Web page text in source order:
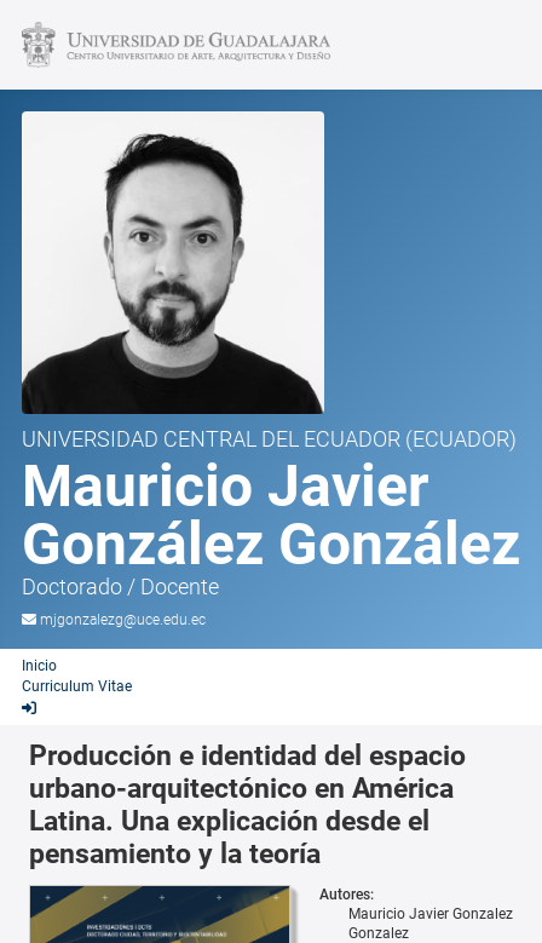
UNIVERSIDAD CENTRAL DEL ECUADOR (ECUADOR)
Mauricio Javier
González González
Doctorado / Docente
mjgonzalezg@uce.edu.ec
Inicio
Curriculum Vitae
Producción e identidad del espacio
urbano-arquitectónico en América
Latina. Una explicación desde el
pensamiento y la teoría
Autores:
Mauricio Javier Gonzalez
Gonzalez